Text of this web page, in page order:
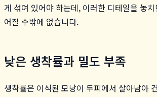
게 섞여 있어야 하는데, 이러한 디테일을 놓
어질 수밖에 없습니다.
낮은 생착률과 밀도 부족
생착률은 이식된 모낭이 두피에서 살아남아